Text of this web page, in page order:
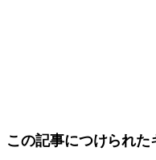
この記事につけられた